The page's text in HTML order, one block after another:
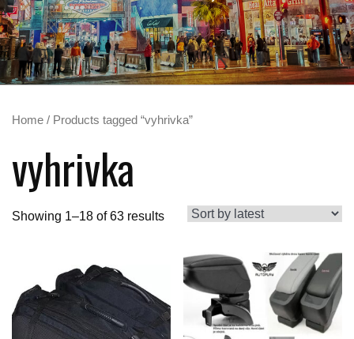
Home / Products tagged “vyhrivka”
vyhrivka
Showing 1–18 of 63 results